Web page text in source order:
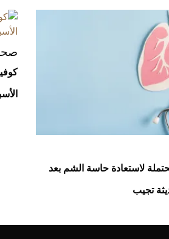
لاستعادة حاسة الشم بعد
تجيب